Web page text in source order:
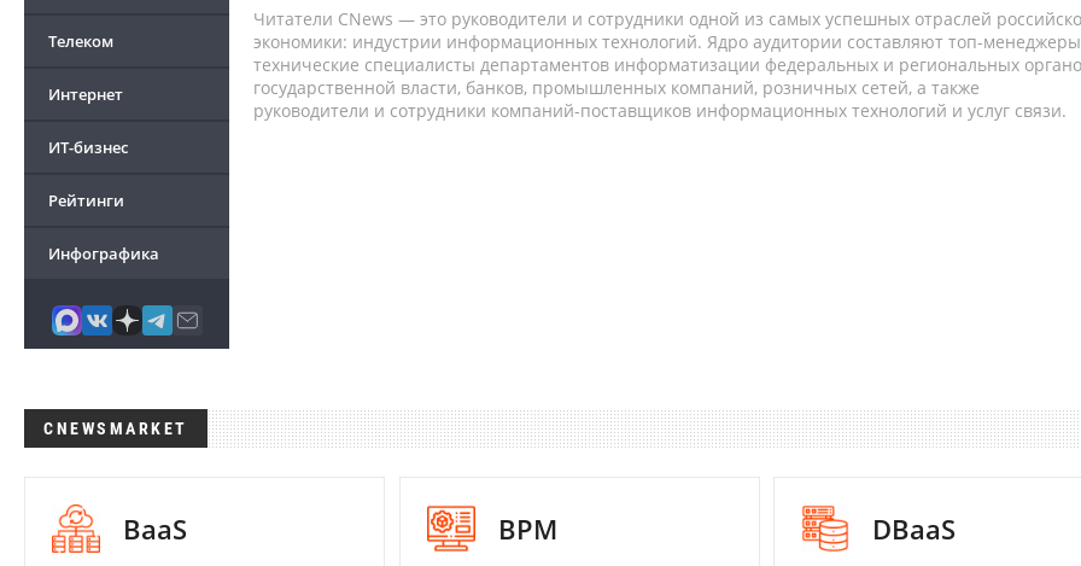
Телеком
Интернет
ИТ-бизнес
Рейтинги
Инфографика
Читатели CNews — это руководители и сотрудники одной из самых успешных отраслей
экономики: индустрии информационных технологий. Ядро аудитории составляют топ-
технические специалисты департаментов информатизации федеральных и региональных
государственной власти, банков, промышленных компаний, розничных сетей, а также
руководители и сотрудники компаний-поставщиков информационных технологий и услуг связи.
CNEWSMARKET
BaaS BPM DBaaS